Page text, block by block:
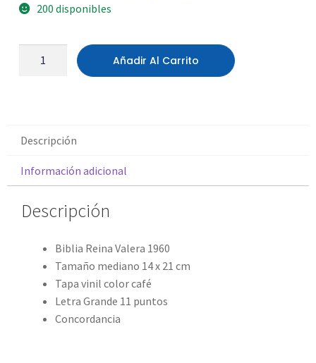
200 disponibles
Añadir Al Carrito
Descripción
Información adicional
Descripción
Biblia Reina Valera 1960
Tamaño mediano 14 x 21 cm
Tapa vinil color café
Letra Grande 11 puntos
Concordancia